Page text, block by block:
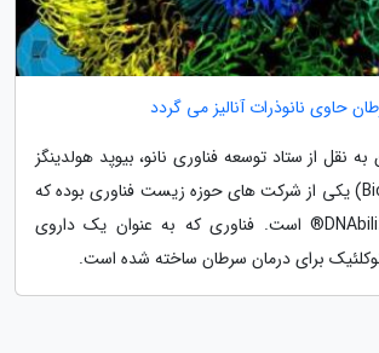
حاوی نانوذرات آنالیز می گردد
نقل از ستاد توسعه فناوری نانو، بیوپد هولدینگز
(Bio-Path Holdings) یکی از شرکت های حوزه زیست فناوری بوده که
صاحب فناوری DNAbilize® است. فناوری که به عنوان یک داروی
برای درمان سرطان ساخته شده است.